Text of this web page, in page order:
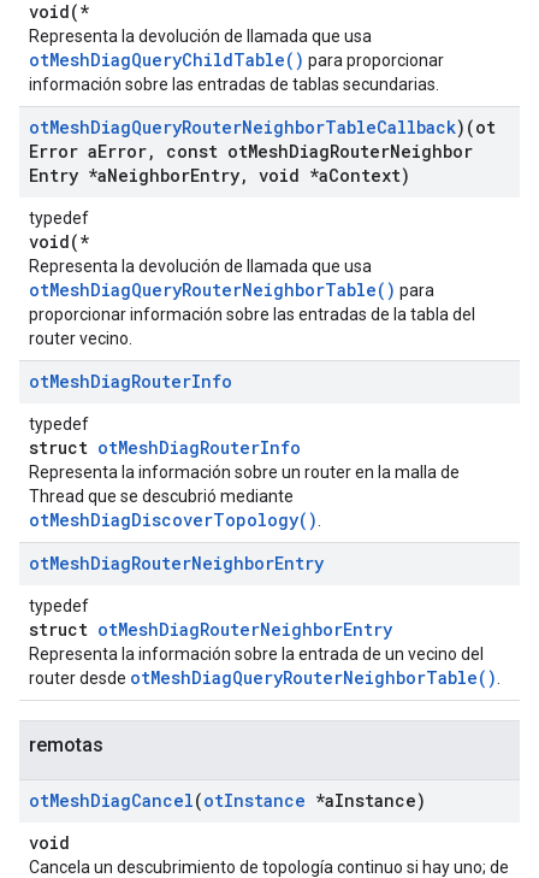
void(*
Representa la devolución de llamada que usa
otMeshDiagQueryChildTable() para proporcionar
información sobre las entradas de tablas secundarias.
otMeshDiagQueryRouterNeighborTableCallback)(ot
Error aError, const otMeshDiagRouterNeighbor
Entry *aNeighborEntry, void *aContext)
typedef
void(*
Representa la devolución de llamada que usa
otMeshDiagQueryRouterNeighborTable() para
proporcionar información sobre las entradas de la tabla del
router vecino.
otMeshDiagRouterInfo
typedef
struct otMeshDiagRouterInfo
Representa la información sobre un router en la malla de
Thread que se descubrió mediante
otMeshDiagDiscoverTopology()
otMeshDiagRouterNeighborEntry
typedef
struct otMeshDiagRouterNeighborEntry
Representa la información sobre la entrada de un vecino del
router desde otMeshDiagQueryRouterNeighborTable()
remotas
otMeshDiagCancel(otInstance *aInstance)
void
Cancela un descubrimiento de topología continuo si hay uno; de